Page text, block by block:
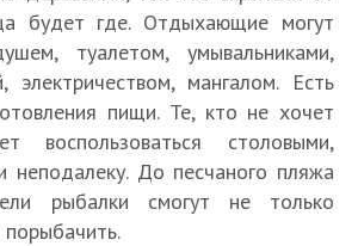
будет где. Отдыхающие могут
туалетом, умывальниками,
электричеством, мангалом. Есть
пищи. Те, кто не хочет
воспользоваться столовыми,
неподалеку. До песчаного пляжа
рыбалки смогут не только
порыбачить.